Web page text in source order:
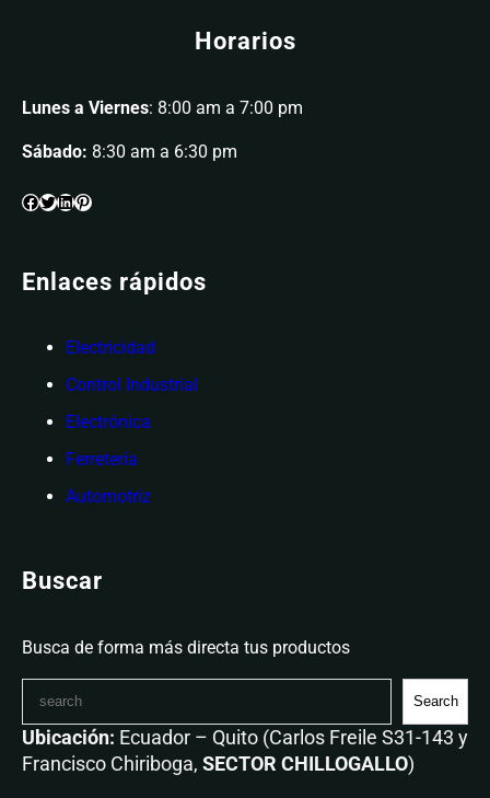
Horarios
Lunes a Viernes: 8:00 am a 7:00 pm
Sábado: 8:30 am a 6:30 pm
Enlaces rápidos
Electricidad
Control Industrial
Electrónica
Ferretería
Automotriz
Buscar
Busca de forma más directa tus productos
Search
Ubicación: Ecuador – Quito (Carlos Freile S31-143 y
Francisco Chiriboga, SECTOR CHILLOGALLO)